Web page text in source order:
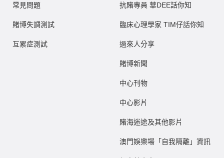
常見問題
賭博失調測試
互累症測試
抗賭專員 華DEE話你知
臨床心理學家 TIM仔話你知
過來人分享
賭博新聞
中心刊物
中心影片
賭海迷途及其他影片
澳門娛樂場「自我隔離」資訊